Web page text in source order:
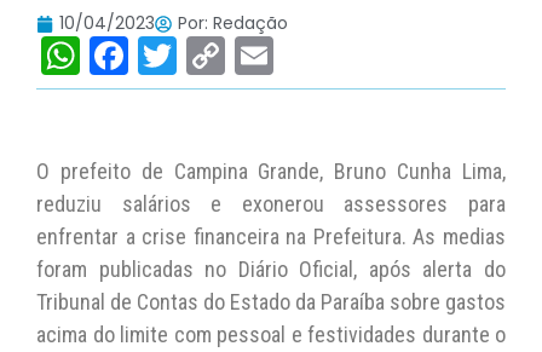
10/04/2023 Por: Redação
W
h
s
A
p
p
F
a
e
b
o
o
k
T
w
er
C
o
y
Li
n
k
m
l
O prefeito de Campina Grande, Bruno Cunha Lima,
reduziu salários e exonerou assessores para
enfrentar a crise financeira na Prefeitura. As medias
foram publicadas no Diário Oficial, após alerta do
Tribunal de Contas do Estado da Paraíba sobre gastos
acima do limite com pessoal e festividades durante o